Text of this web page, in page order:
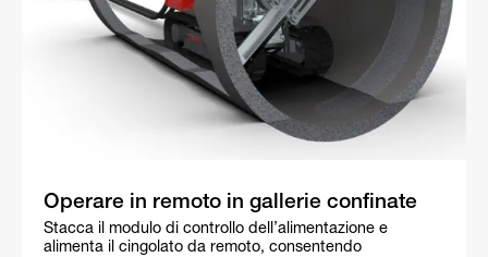
Operare in remoto in gallerie confinate
Stacca il modulo di controllo dell’alimentazione e
alimenta il cingolato da remoto, consentendo